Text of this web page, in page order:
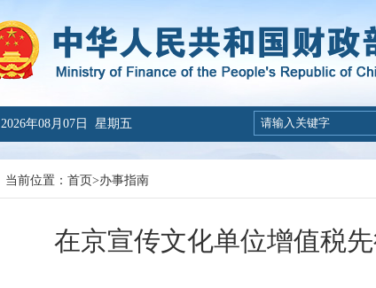
2026年08月07日 星期五
当前位置： 首页>办事指南
在京宣传文化单位增值税